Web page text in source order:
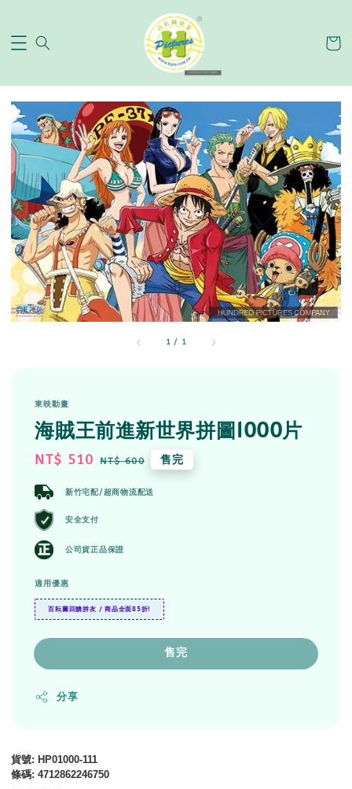
1 / 1
東映動畫
海賊王前進新世界拼圖1000片
Sale
NT$ 510 Regular
NT$ 600 售完
新竹宅配/超商物流配送
安全支付
公司貨正品保證
適用優惠
百耘圖回饋拼友 / 商品全面85折!
售完
分享
貨號: HP01000-111
條碼:4712862246750